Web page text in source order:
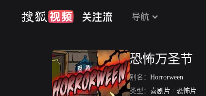
导航
恐怖万圣节
别名： Horrorween
类型： 喜剧片 / 恐怖片